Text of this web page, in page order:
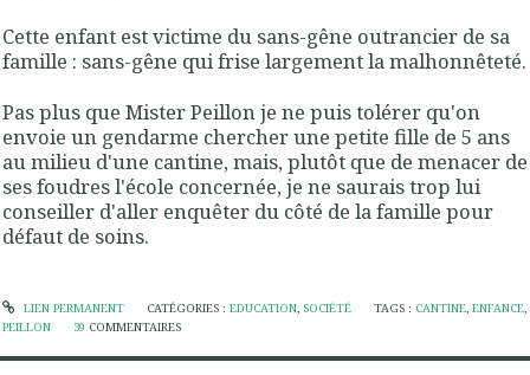
Cette enfant est victime du sans-gêne outrancier de sa
famille : sans-gêne qui frise largement la malhonnêteté.
Pas plus que Mister Peillon je ne puis tolérer qu'on
envoie un gendarme chercher une petite fille de 5 ans
au milieu d'une cantine, mais, plutôt que de menacer de
ses foudres l'école concernée, je ne saurais trop lui
conseiller d'aller enquêter du côté de la famille pour
défaut de soins.
LIEN PERMANENT CATÉGORIES : EDUCATION, SOCIÉTÉ TAGS : CANTINE,ENFANCE,
PEILLON
39 COMMENTAIRES